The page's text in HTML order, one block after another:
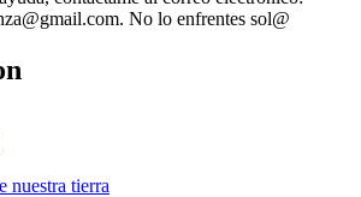
No lo enfrentes sol@
nuestra tierra